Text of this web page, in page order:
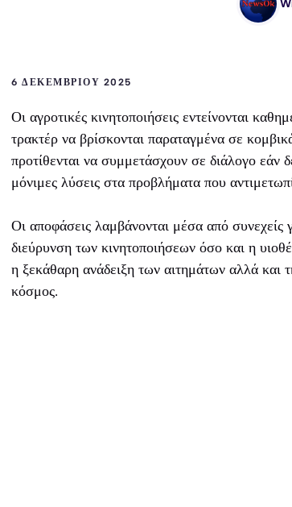
6 ΔΕΚΕΜΒΡΊΟΥ 2025
Οι αγροτικές κινητοποιήσεις εντείνονται
τρακτέρ να βρίσκονται παραταγμένα σε
προτίθενται να συμμετάσχουν σε διάλογο εάν
μόνιμες λύσεις στα προβλήματα που
Οι αποφάσεις λαμβάνονται μέσα από συνεχείς
διεύρυνση των κινητοποιήσεων όσο και η
η ξεκάθαρη ανάδειξη των αιτημάτων αλλά και
κόσμος.